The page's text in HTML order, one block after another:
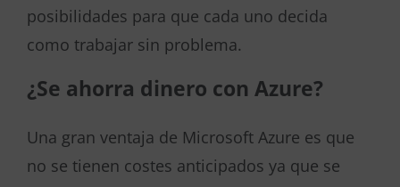
posibilidades para que cada uno decida
como trabajar sin problema.
¿Se ahorra dinero con Azure?
Una gran ventaja de Microsoft Azure es que
no se tienen costes anticipados ya que se